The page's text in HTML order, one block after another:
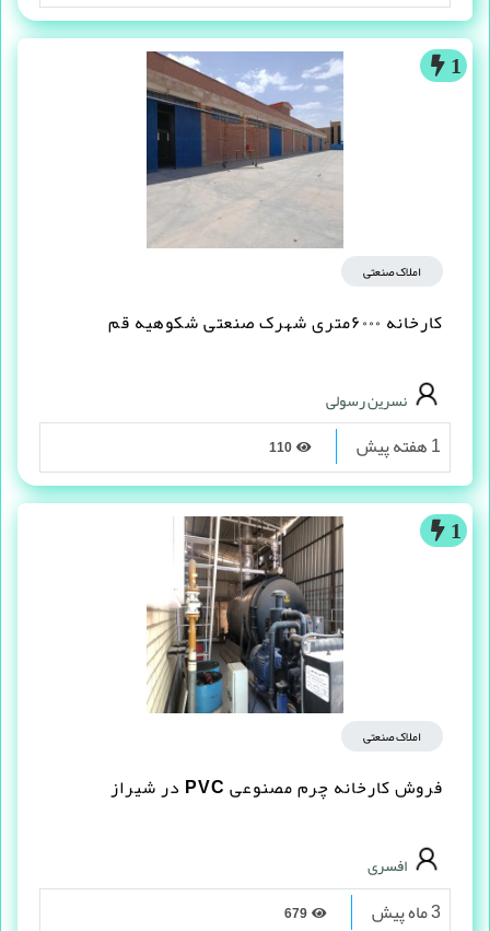
1
املاک صنعتی
کارخانه ۶۰۰۰متری شهرک صنعتی شکوهیه قم
نسرین رسولی
1 هفته پیش
1
املاک صنعتی
فروش کارخانه چرم مصنوعى PVC در شیراز
افسری
3 ماه پیش